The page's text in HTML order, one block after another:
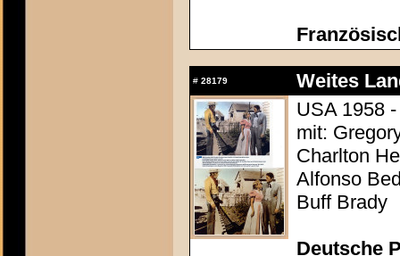
# 28179
Weites
USA 1958
mit:
Charlton
Alfonso
Buff Brady
Deutsche